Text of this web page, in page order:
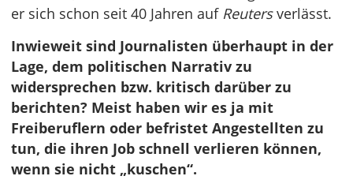
er sich schon seit 40 Jahren auf Reutersverlässt.
Inwieweit sind Journalisten überhaupt in der
Lage, dem politischen Narrativ zu
widersprechen bzw. kritisch darüber zu
berichten? Meist haben wir es ja mit
Freiberuflern oder befristet Angestellten zu
tun, die ihren Job schnell verlieren können,
wenn sie nicht „kuschen“.